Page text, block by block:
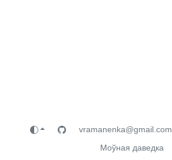
vramanenka@gmail.com
Моўная даведка